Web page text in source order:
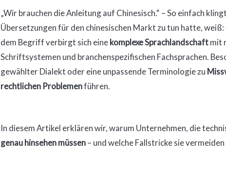
„Wir brauchen die Anleitung auf Chinesisch.“ – So einfach
Übersetzungen für den chinesischen Markt zu tun hatte, weiß:
dem Begriff verbirgt sich einekomplexe Sprachlandschaftmit
Schriftsystemen und branchenspezifischen Fachsprachen.
gewählter Dialekt oder eine unpassende Terminologie zu
rechtlichen Problemenführen.
In diesem Artikel erklären wir, warum Unternehmen, die
genau hinsehen müssen– und welche Fallstricke sie